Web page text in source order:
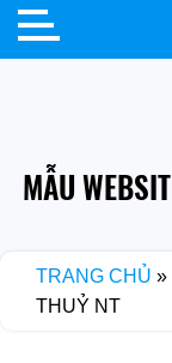
Skip
MẪU
TRANG CHỦ »
THUỶ NT